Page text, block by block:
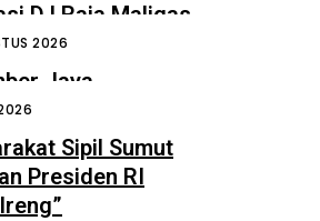
D.I Raja Maligas
2026
Jaya
Sipil Sumut
Presiden RI